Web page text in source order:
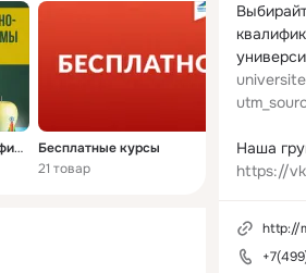
Курсы повышения квалификации
Бесплатные курсы
21 товар
https://
https://
http://